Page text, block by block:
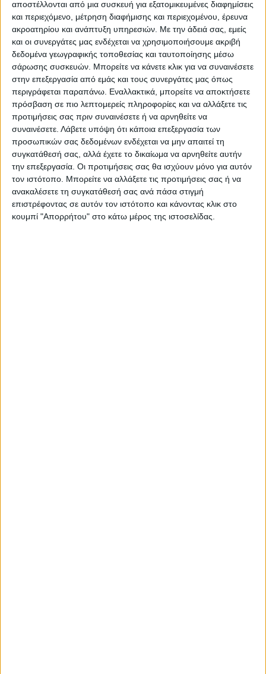
αποστέλλονται από μια συσκευή για εξατομικευμένες διαφημίσεις
και περιεχόμενο, μέτρηση διαφήμισης και περιεχομένου, έρευνα
ακροατηρίου και ανάπτυξη υπηρεσιών. Με την άδειά σας, εμείς
και οι συνεργάτες μας ενδέχεται να χρησιμοποιήσουμε ακριβή
δεδομένα γεωγραφικής τοποθεσίας και ταυτοποίησης μέσω
σάρωσης συσκευών. Μπορείτε να κάνετε κλικ για να συναινέσετε
στην επεξεργασία από εμάς και τους συνεργάτες μας όπως
περιγράφεται παραπάνω. Εναλλακτικά, μπορείτε να αποκτήσετε
πρόσβαση σε πιο λεπτομερείς πληροφορίες και να αλλάξετε τις
προτιμήσεις σας πριν συναινέσετε ή να αρνηθείτε να
συναινέσετε. Λάβετε υπόψη ότι κάποια επεξεργασία των
προσωπικών σας δεδομένων ενδέχεται να μην απαιτεί τη
συγκατάθεσή σας, αλλά έχετε το δικαίωμα να αρνηθείτε αυτήν
την επεξεργασία. Οι προτιμήσεις σας θα ισχύουν μόνο για αυτόν
τον ιστότοπο. Μπορείτε να αλλάξετε τις προτιμήσεις σας ή να
ανακαλέσετε τη συγκατάθεσή σας ανά πάσα στιγμή
επιστρέφοντας σε αυτόν τον ιστότοπο και κάνοντας κλικ στο
κουμπί "Απορρήτου" στο κάτω μέρος της ιστοσελίδας.
περίπτωση «παγώματος» τουρωσικού
αερίου.
Μεταξύ των μεγάλων οικονομιών της
Ευρώπης, ηΓερμανία εισάγει περίπου το
ήμισυ του φυσικού της αερίου από τη
Ρωσία, ενώ ηΓαλλίαλαμβάνει μόνο το ένα
τέταρτο των αναγκών της, σύμφωνα με τα
τελευταία διαθέσιμα στοιχεία.
Η μεγαλύτερη πηγήγαλλικού φυσικού
αερίουήταν ηΝορβηγία , παρέχοντας το
35%. Η Ιταλία θα είναι επίσης μεταξύ των
πιο επηρεαζόμενων με εξάρτηση 46% από